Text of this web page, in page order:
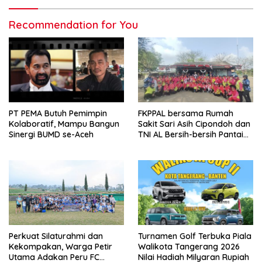
Recommendation for You
PT PEMA Butuh Pemimpin
Kolaboratif, Mampu Bangun
Sinergi BUMD se-Aceh
FKPPAL bersama Rumah
Sakit Sari Asih Cipondoh dan
TNI AL Bersih-bersih Pantai
Perkuat Silaturahmi dan
Kekompakan, Warga Petir
Utama Adakan Peru FC
Turnamen Golf Terbuka Piala
Walikota Tangerang 2026
Nilai Hadiah Milyaran Rupiah